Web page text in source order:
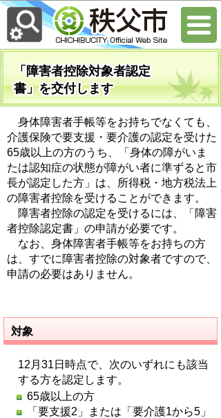
「障害者控除対象者認定
書」を交付します
身体障害者手帳等をお持ちでなくても、
介護保険で要支援・要介護の認定を受けた
65歳以上の方のうち、「身体の障がいま
たは認知症の状態が障がい者に準ずると市
長が認定した方」は、所得税・地方税法上
の障害者控除を受けることができます。
障害者控除の認定を受けるには、「障害
者控除認定書」の申請が必要です。
なお、身体障害者手帳等をお持ちの方
は、すでに障害者控除の対象者ですので、
申請の必要はありません。
対象
12月31日時点で、次のいずれにも該当
する方を認定します。
65歳以上の方
「要支援2」または「要介護1から5」